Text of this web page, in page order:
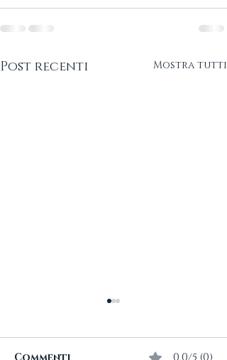
Post recenti Mostra tutti